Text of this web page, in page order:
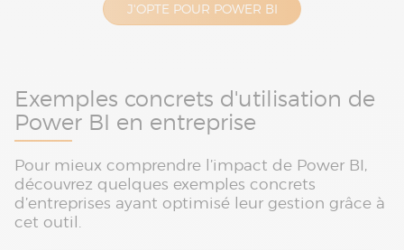
J'OPTE POUR POWER BI
Exemples concrets d'utilisation de
Power BI en entreprise
Pour mieux comprendre l’impact de Power BI,
découvrez quelques exemples concrets
d’entreprises ayant optimisé leur gestion grâce à
cet outil.